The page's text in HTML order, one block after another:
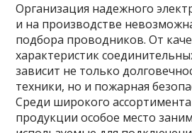
Организация надежного
и на производстве
подбора проводников. От
характеристик
зависит не только
техники, но и пожарная
Среди широкого
продукции особое место